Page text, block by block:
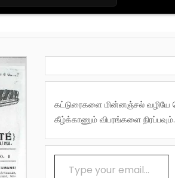
கட்டுரைகளை மின்னஞ்சல் வழியே பெற விரும்புவோர்,
கீழ்க்காணும் விபரங்களை நிரப்பவும்.
Type your email…